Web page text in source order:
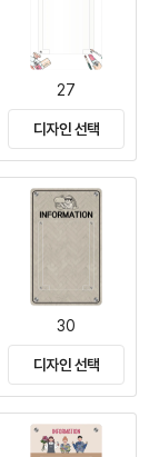
27
디자인 선택
30
디자인 선택